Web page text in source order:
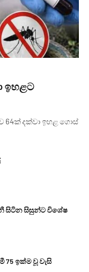
ඉහළට
64ක් දක්වා ඉහළ ගොස්
සිටින සිසුන්ට විශේෂ
75 ඉක්ම වූ වැසි